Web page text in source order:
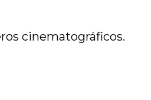
cinematográficos.